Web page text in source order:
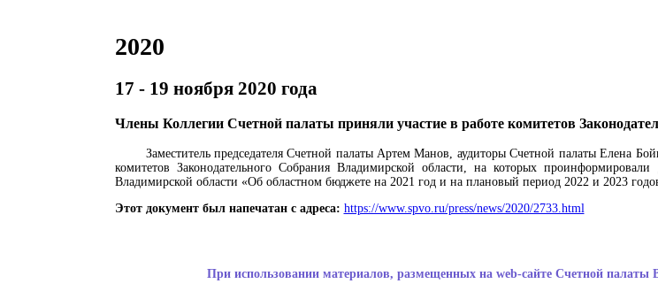
2020
17 - 19 ноября 2020 года
Члены Коллегии Счетной палаты приняли участие в работе комитетов
Заместитель председателя Счетной палаты Артем Манов, аудиторы Счетной палаты Елена
комитетов Законодательного Собрания Владимирской области, на которых
Владимирской области «Об областном бюджете на 2021 год и на плановый период 2022 и 2023
Этот документ был напечатан с адреса: https://www.spvo.ru/press/news/2020/2733.html
При использовании материалов, размещенных на web-сайте Счетной палаты